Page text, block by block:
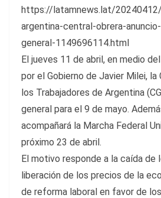
https://latamnews.lat/
argentina-central-obrera-
general-1149696114.html
El jueves 11 de abril, en medio
por el Gobierno de Javier Milei, la
los Trabajadores de Argentina
general para el 9 de mayo.
acompañará la Marcha Federal
próximo 23 de abril.
El motivo responde a la caída de
liberación de los precios de la
de reforma laboral en favor de